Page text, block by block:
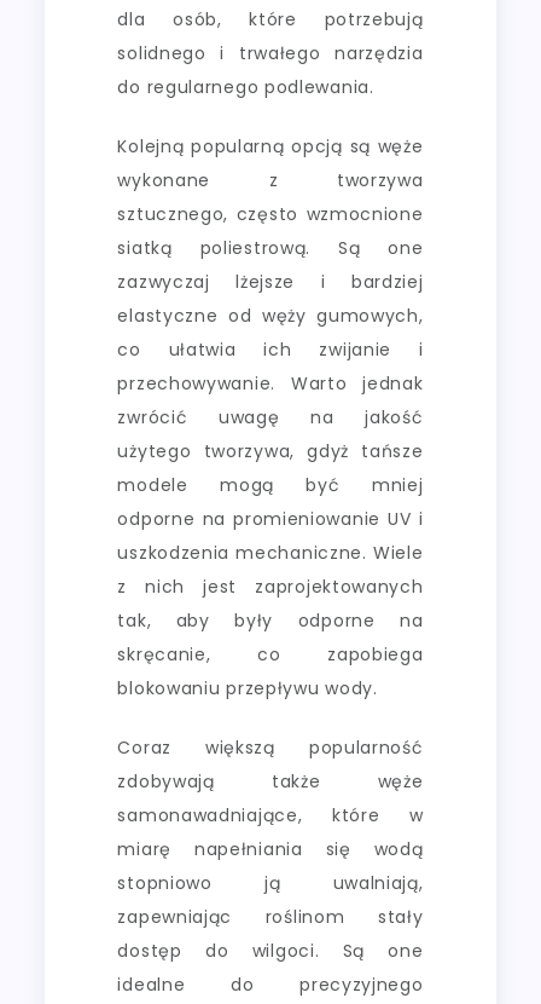
dla osób, które potrzebują
solidnego i trwałego narzędzia
do regularnego podlewania.
Kolejną popularną opcją są węże
wykonane z tworzywa
sztucznego, często wzmocnione
siatką poliestrową. Są one
zazwyczaj lżejsze i bardziej
elastyczne od węży gumowych,
co ułatwia ich zwijanie i
przechowywanie. Warto jednak
zwrócić uwagę na jakość
użytego tworzywa, gdyż tańsze
modele mogą być mniej
odporne na promieniowanie UV i
uszkodzenia mechaniczne. Wiele
z nich jest zaprojektowanych
tak, aby były odporne na
skręcanie, co zapobiega
blokowaniu przepływu wody.
Coraz większą popularność
zdobywają także węże
samonawadniające, które w
miarę napełniania się wodą
stopniowo ją uwalniają,
zapewniając roślinom stały
dostęp do wilgoci. Są one
idealne do precyzyjnego